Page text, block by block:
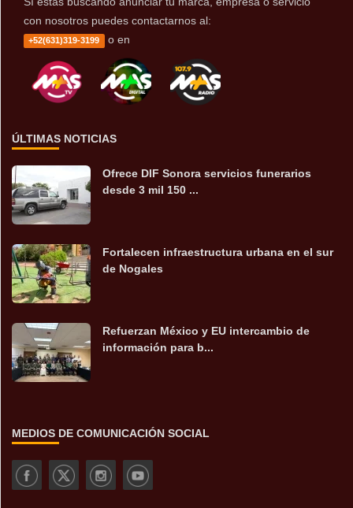
con nosotros puedes contactarnos al:
+52(631)319-3199 o en
ÚLTIMAS NOTICIAS
Ofrece DIF Sonora servicios funerarios
desde 3 mil 150 ...
Fortalecen infraestructura urbana en el sur
de Nogales
Refuerzan México y EU intercambio de
información para b...
MEDIOS DE COMUNICACIÓN SOCIAL